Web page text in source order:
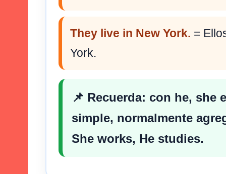
They live in New York. =
York.
📌 Recuerda: con he, she
simple, normalmente
She works, He studies.